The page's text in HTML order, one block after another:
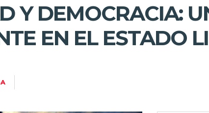
Y DEMOCRACIA:
EN EL ESTADO